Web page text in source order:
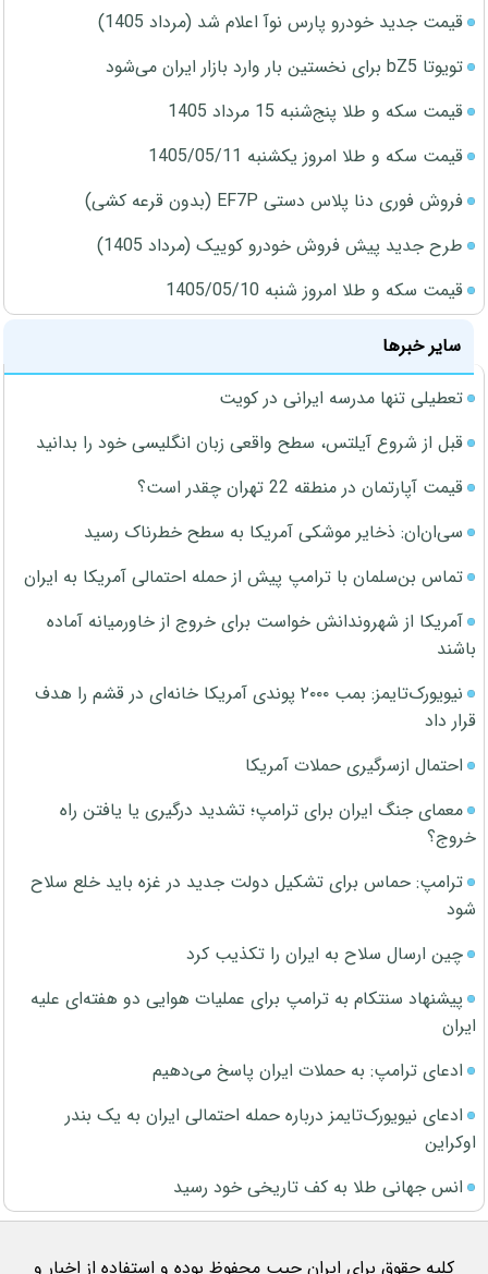
قیمت جدید خودرو پارس نوآ اعلام شد (مرداد 1405)
تویوتا bZ5 برای نخستین بار وارد بازار ایران می‌شود
قیمت سکه و طلا پنج‌شنبه 15 مرداد 1405
قیمت سکه و طلا امروز یکشنبه 1405/05/11
فروش فوری دنا پلاس دستی EF7P (بدون قرعه کشی)
طرح جدید پیش فروش خودرو کوییک (مرداد 1405)
قیمت سکه و طلا امروز شنبه 1405/05/10
سایر خبرها
تعطیلی تنها مدرسه ایرانی در کویت
قبل از شروع آیلتس، سطح واقعی زبان انگلیسی خود را بدانید
قیمت آپارتمان در منطقه 22 تهران چقدر است؟
سی‌ان‌ان: ذخایر موشکی آمریکا به سطح خطرناک رسید
تماس بن‌سلمان با ترامپ پیش از حمله احتمالی آمریکا به ایران
آمریکا از شهروندانش خواست برای خروج از خاورمیانه آماده
باشند
نیویورک‌تایمز: بمب ۲۰۰۰ پوندی آمریکا خانه‌ای در قشم را هدف
قرار داد
احتمال ازسرگیری حملات آمریکا
معمای جنگ ایران برای ترامپ؛ تشدید درگیری یا یافتن راه
خروج؟
ترامپ: حماس برای تشکیل دولت جدید در غزه باید خلع سلاح
شود
چین ارسال سلاح به ایران را تکذیب کرد
پیشنهاد سنتکام به ترامپ برای عملیات هوایی دو هفته‌ای علیه
ایران
ادعای ترامپ: به حملات ایران پاسخ می‌دهیم
ادعای نیویورک‌تایمز درباره حمله احتمالی ایران به یک بندر
اوکراین
انس جهانی طلا به کف تاریخی خود رسید
کلیه حقوق برای ایران جیب محفوظ بوده و استفاده از اخبار و